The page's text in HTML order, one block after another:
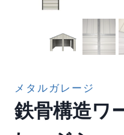
メタルガレージ
鉄骨構造ワ